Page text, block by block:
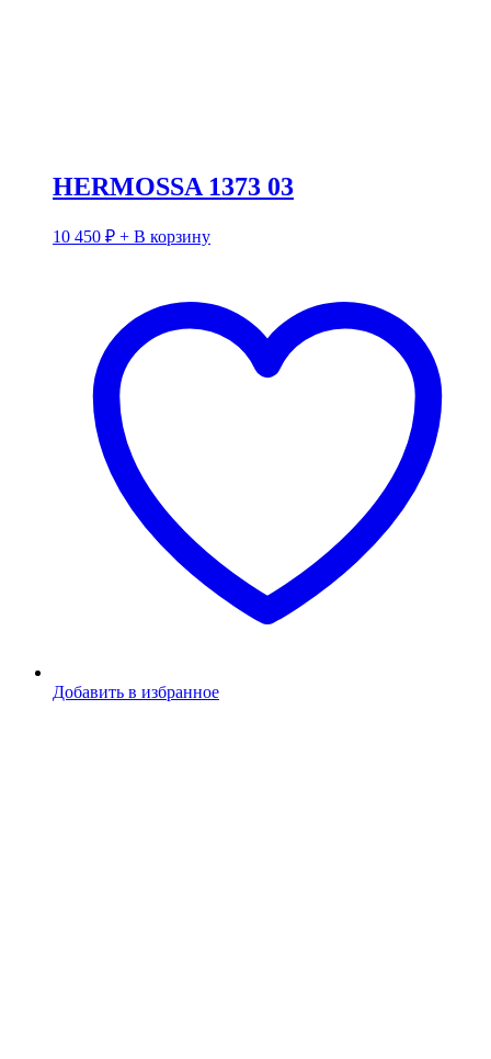
HERMOSSA 1373 03
10 450 ₽ + В корзину
Добавить в избранное